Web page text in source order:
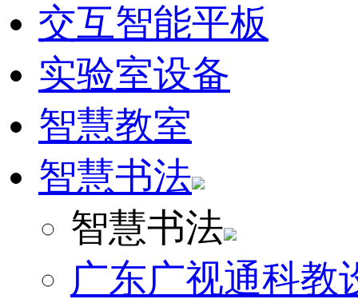
交互智能平板
实验室设备
智慧教室
智慧书法
智慧书法
广东广视通科教